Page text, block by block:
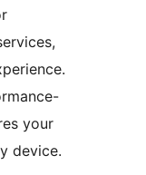
your
device.